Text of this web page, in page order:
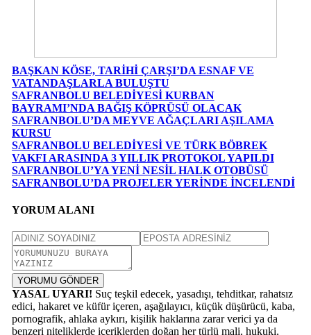
BAŞKAN KÖSE, TARİHİ ÇARŞI’DA ESNAF VE
VATANDAŞLARLA BULUŞTU
SAFRANBOLU BELEDİYESİ KURBAN
BAYRAMI’NDA BAĞIŞ KÖPRÜSÜ OLACAK
SAFRANBOLU’DA MEYVE AĞAÇLARI AŞILAMA
KURSU
SAFRANBOLU BELEDİYESİ VE TÜRK BÖBREK
VAKFI ARASINDA 3 YILLIK PROTOKOL YAPILDI
SAFRANBOLU’YA YENİ NESİL HALK OTOBÜSÜ
SAFRANBOLU’DA PROJELER YERİNDE İNCELENDİ
YORUM ALANI
YORUMU GÖNDER
YASAL UYARI! Suç teşkil edecek, yasadışı, tehditkar, rahatsız
edici, hakaret ve küfür içeren, aşağılayıcı, küçük düşürücü, kaba,
pornografik, ahlaka aykırı, kişilik haklarına zarar verici ya da
benzeri niteliklerde içeriklerden doğan her türlü mali, hukuki,